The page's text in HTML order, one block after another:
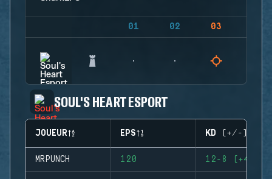
01 02 03
SOUL'S HEART ESPORT
JOUEUR EPS KD (+/-)
MRPUNCH 120 12-8 (+4)